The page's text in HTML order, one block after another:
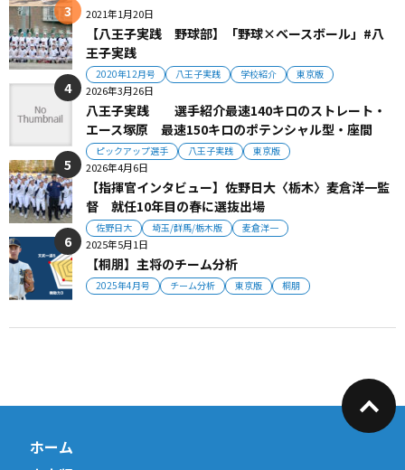
2021年1月20日
【八王子実践 野球部】「野球×ベースボール」#八
王子実践
2020年12月号 八王子実践 学校紹介 東京版
2026年3月26日
八王子実践 選手紹介最速140キロのストレート・
エース塚原 最速150キロのポテンシャル型・座間
ピックアップ選手 八王子実践 東京版
2026年4月6日
【指揮官インタビュー】佐野日大〈栃木〉麦倉洋一監
督 就任10年目の春に選抜出場
佐野日大 埼玉/群馬/栃木版 麦倉洋一
2025年5月1日
【桐朋】主将のチーム分析
2025年4月号 チーム分析 東京版 桐朋
ホーム